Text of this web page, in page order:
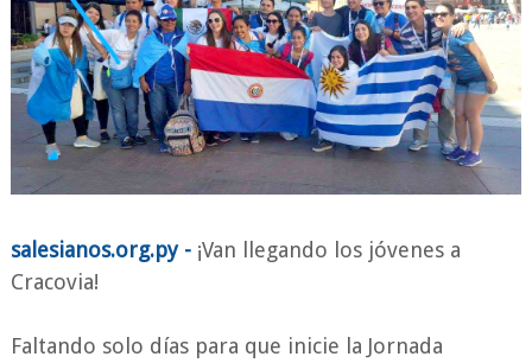
salesianos.org.py - ¡Van llegando los jóvenes a
Cracovia!
Faltando solo días para que inicie la Jornada